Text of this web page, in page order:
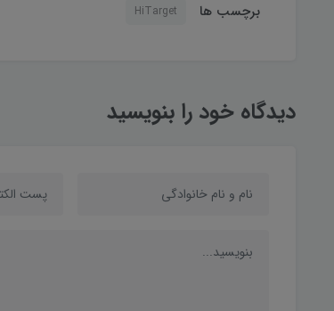
برچسب ها HiTarget
دیدگاه خود را بنویسید